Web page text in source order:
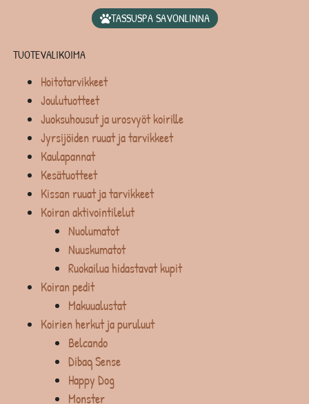
TASSUSPA SAVONLINNA
TUOTEVALIKOIMA
Hoitotarvikkeet
Joulutuotteet
Juoksuhousut ja urosvyöt koirille
Jyrsijöiden ruuat ja tarvikkeet
Kaulapannat
Kesätuotteet
Kissan ruuat ja tarvikkeet
Koiran aktivointilelut
Nuolumatot
Nuuskumatot
Ruokailua hidastavat kupit
Koiran pedit
Makuualustat
Koirien herkut ja puruluut
Belcando
Dibaq Sense
Happy Dog
Monster